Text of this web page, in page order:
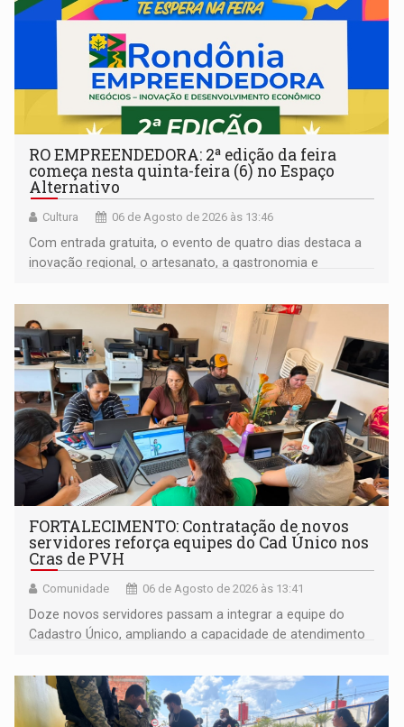
RO EMPREENDEDORA: 2ª edição da feira
começa nesta quinta-feira (6) no Espaço
Alternativo
Cultura 06 de Agosto de 2026 às 13:46
Com entrada gratuita, o evento de quatro dias destaca a
inovação regional, o artesanato, a gastronomia e
FORTALECIMENTO: Contratação de novos
servidores reforça equipes do Cad Único nos
Cras de PVH
Comunidade 06 de Agosto de 2026 às 13:41
Doze novos servidores passam a integrar a equipe do
Cadastro Único, ampliando a capacidade de atendimento